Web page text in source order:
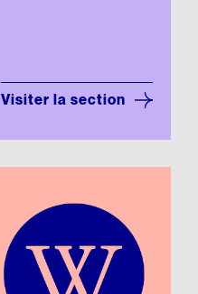
Visiter la section